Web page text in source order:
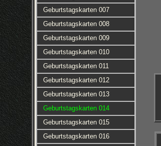
Geburtstagskarten 007
Geburtstagskarten 008
Geburtstagskarten 009
Geburtstagskarten 010
Geburtstagskarten 011
Geburtstagskarten 012
Geburtstagskarten 013
Geburtstagskarten 014
Geburtstagskarten 015
Geburtstagskarten 016